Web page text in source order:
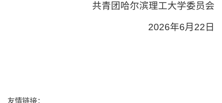
共青团哈尔滨理工大学委员会
2026年6月22日
友情链接：